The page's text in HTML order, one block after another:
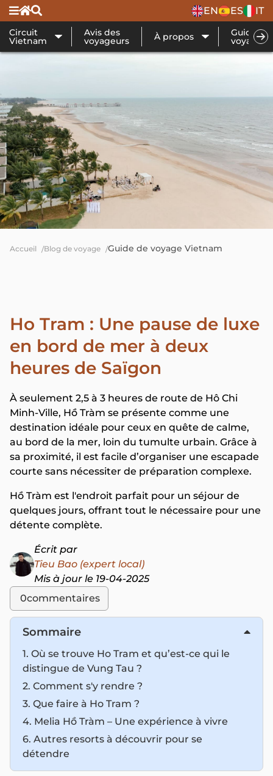
EN ES IT
Circuit
Vietnam
Avis des
voyageurs À propos Guide de
voyage
Accueil Blog de voyage Guide de voyage Vietnam
Ho Tram : Une pause de luxe
en bord de mer à deux
heures de Saïgon
À seulement 2,5 à 3 heures de route de Hô Chi
Minh-Ville, Hồ Tràm se présente comme une
destination idéale pour ceux en quête de calme,
au bord de la mer, loin du tumulte urbain. Grâce à
sa proximité, il est facile d’organiser une escapade
courte sans nécessiter de préparation complexe.
Hồ Tràm est l'endroit parfait pour un séjour de
quelques jours, offrant tout le nécessaire pour une
détente complète.
Écrit par
Tieu Bao (expert local)
Mis à jour le 19-04-2025
0commentaires
Sommaire
1. Où se trouve Ho Tram et qu’est-ce qui le
distingue de Vung Tau ?
2. Comment s'y rendre ?
3. Que faire à Ho Tram ?
4. Melia Hồ Tràm – Une expérience à vivre
6. Autres resorts à découvrir pour se
détendre